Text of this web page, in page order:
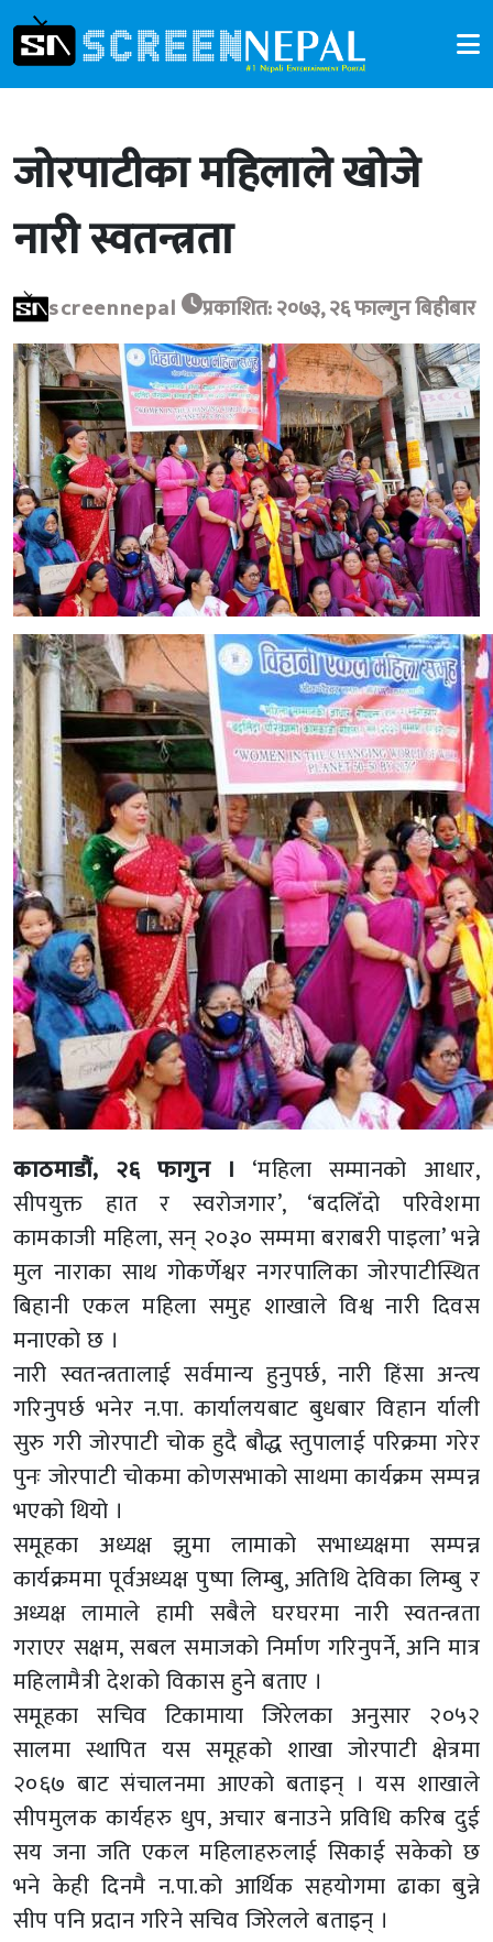
जोरपाटीका महिलाले खोजे
नारी स्वतन्त्रता
screennepal प्रकाशित: २०७३, २६ फाल्गुन बिहीबार
काठमाडौं, २६ फागुन । ‘महिला सम्मानको आधार,
सीपयुक्त हात र स्वरोजगार’, ‘बदलिँदो परिवेशमा
कामकाजी महिला, सन् २०३० सम्ममा बराबरी पाइला’ भन्ने
मुल नाराका साथ गोकर्णेश्वर नगरपालिका जोरपाटीस्थित
बिहानी एकल महिला समुह शाखाले विश्व नारी दिवस
मनाएको छ ।
नारी स्वतन्त्रतालाई सर्वमान्य हुनुपर्छ, नारी हिंसा अन्त्य
गरिनुपर्छ भनेर न.पा. कार्यालयबाट बुधबार विहान र्याली
सुरु गरी जोरपाटी चोक हुदै बौद्ध स्तुपालाई परिक्रमा गरेर
पुनः जोरपाटी चोकमा कोणसभाको साथमा कार्यक्रम सम्पन्न
भएको थियो ।
समूहका अध्यक्ष झुमा लामाको सभाध्यक्षमा सम्पन्न
कार्यक्रममा पूर्वअध्यक्ष पुष्पा लिम्बु, अतिथि देविका लिम्बु र
अध्यक्ष लामाले हामी सबैले घरघरमा नारी स्वतन्त्रता
गराएर सक्षम, सबल समाजको निर्माण गरिनुपर्ने, अनि मात्र
महिलामैत्री देशको विकास हुने बताए ।
समूहका सचिव टिकामाया जिरेलका अनुसार २०५२
सालमा स्थापित यस समूहको शाखा जोरपाटी क्षेत्रमा
२०६७ बाट संचालनमा आएको बताइन् । यस शाखाले
सीपमुलक कार्यहरु धुप, अचार बनाउने प्रविधि करिब दुई
सय जना जति एकल महिलाहरुलाई सिकाई सकेको छ
भने केही दिनमै न.पा.को आर्थिक सहयोगमा ढाका बुन्ने
सीप पनि प्रदान गरिने सचिव जिरेलले बताइन् ।